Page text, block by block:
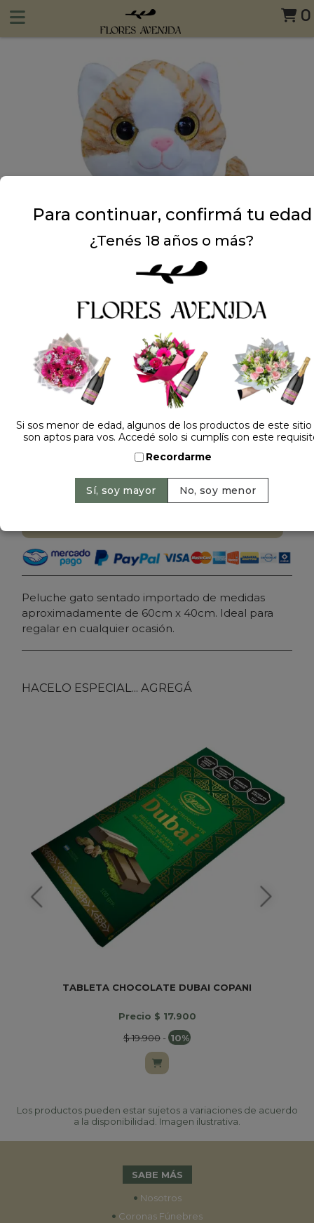
0
Dejá tu opinión
PELUCHE GATO SENTADO 4500
Peluche gato sentado importado de medidas
aproximadamente de 60cm x 40cm. Ideal para
regalar en cualquier ocasión.
HACELO ESPECIAL... AGREGÁ
TABLETA CHOCOLATE DUBAI COPANI
Precio $ 17.900
$ 19.900- 10%
Los productos pueden estar sujetos a variaciones de acuerdo
a la disponibilidad. Imagen ilustrativa.
SABE MÁS
• Nosotros
• Coronas Fúnebres
Para continuar, confirmá tu edad
¿Tenés 18 años o más?
Si sos menor de edad, algunos de los productos de este
son aptos para vos. Accedé solo si cumplís con este
Recordarme